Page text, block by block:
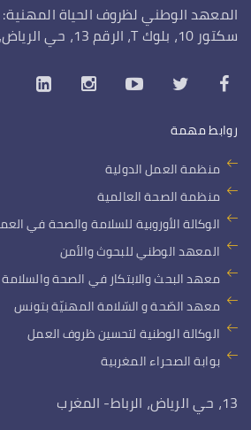
المعهد الوطني لظروف الحياة المهنية:
سكتور 10، بلوك T، الرقم 13، حي الرياض، الرباط- المغرب
روابط مهمة
منظمة العمل الدولية
منظمة الصحة العالمية
الوكالة الأوروبية للسلامة والصحة في
المعهد الوطني للبحوث والأمن
معهد البحث والابتكار في الصحة
معهد الصّحة و السّلامة المهنيّة بتونس
الوكالة الوطنية لتحسين ظروف العمل
بوابة الصحراء المغربية
13، حي الرياض، الرباط- المغرب